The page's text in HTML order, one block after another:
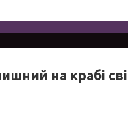
на крабі